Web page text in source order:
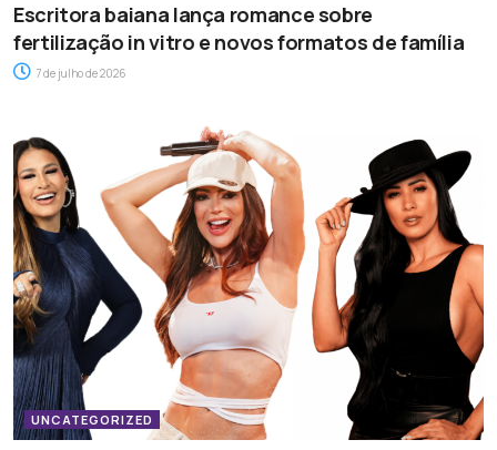
Escritora baiana lança romance sobre
fertilização in vitro e novos formatos de família
7 de julho de 2026
UNCATEGORIZED